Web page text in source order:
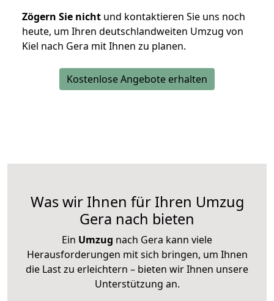
Zögern Sie nicht und kontaktieren Sie uns noch
heute, um Ihren deutschlandweiten Umzug von
Kiel nach Gera mit Ihnen zu planen.
Kostenlose Angebote erhalten
Was wir Ihnen für Ihren Umzug
Gera nach bieten
Ein Umzug nach Gera kann viele
Herausforderungen mit sich bringen, um Ihnen
die Last zu erleichtern – bieten wir Ihnen unsere
Unterstützung an.